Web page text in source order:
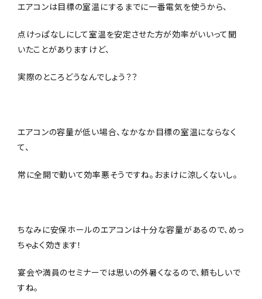
エアコンは目標の室温にするまでに一番電気を使うから、
点けっぱなしにして室温を安定させた方が効率がいいって聞
いたことがありますけど、
実際のところどうなんでしょう？？
エアコンの容量が低い場合、なかなか目標の室温にならなく
て、
常に全開で動いて効率悪そうですね。おまけに涼しくないし。
ちなみに安保ホールのエアコンは十分な容量があるので、めっ
ちゃよく効きます！
宴会や満員のセミナーでは思いの外暑くなるので、頼もしいで
すね。